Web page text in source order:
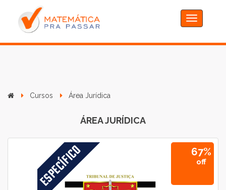
Toggle
navigation
Cursos Área Jurídica
ÁREA JURÍDICA
67%
off